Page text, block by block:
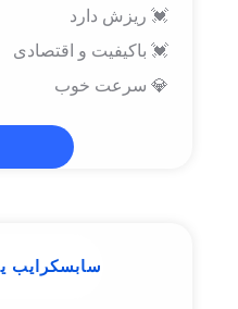
💓 ریزش دارد
💓 باکیفیت و اقتصادی
💎 سرعت خوب
سابسکرایب